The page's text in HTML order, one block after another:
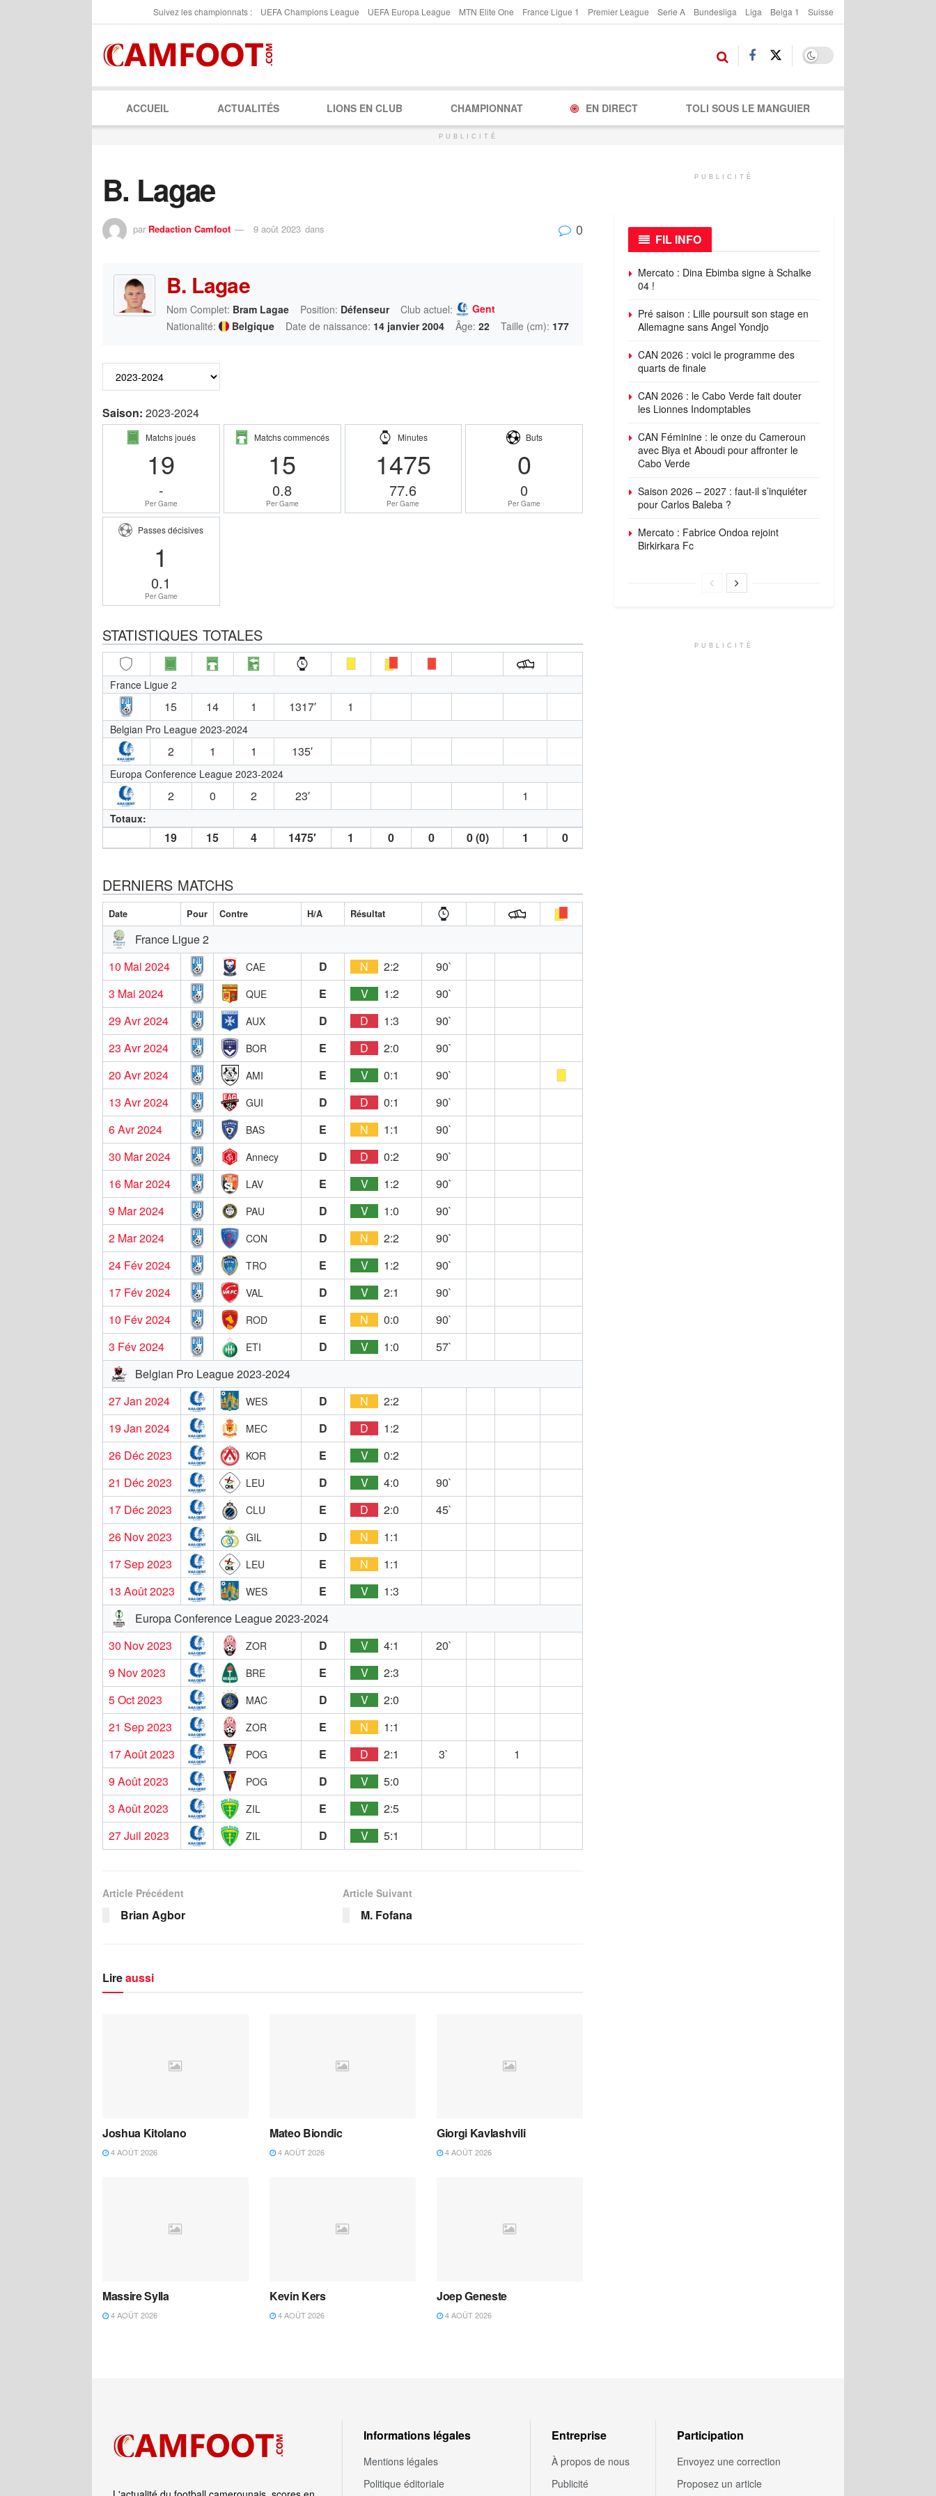
Suivez les championnats : UEFA Champions League UEFA Europa League MTN Elite One France Ligue 1 Premier League Serie A Bundesliga Liga Belga 1 Suisse
ACCUEIL ACTUALITÉS LIONS EN CLUB CHAMPIONNAT EN DIRECT TOLI SOUS LE MANGUIER
PUBLICITÉ
B. Lagae
par Redaction Camfoot 9 août 2023 dans 0
B. Lagae
Nom Complet: Bram Lagae Position: Défenseur Club actuel:
Gent
Nationalité:
Belgique Date de naissance: 14 janvier 2004 Âge: 22 Taille (cm): 177
Saison: 2023-2024
Matchs joués
19
-
Per Game
Matchs commencés
15
0.8
Per Game
Minutes
1475
77.6
Per Game
Buts
0
0
Per Game
Passes décisives
1
0.1
Per Game
STATISTIQUES TOTALES
France Ligue 2
15 14 1 1317′ 1
Belgian Pro League 2023-2024
2 1 1 135′
Europa Conference League 2023-2024
2 0 2 23′ 1
Totaux:
19 15 4 1475′ 1 0 0 0 (0) 1 0
DERNIERS MATCHS
Date Pour Contre H/A Résultat
France Ligue 2
10 Mai 2024
CAE D N 2:2
90`
3 Mai 2024
QUE E V 1:2
90`
29 Avr 2024
AUX D D 1:3
90`
23 Avr 2024
BOR E D 2:0
90`
20 Avr 2024
AMI E V 0:1
90`
13 Avr 2024
GUI D D 0:1
90`
6 Avr 2024
BAS E N 1:1
90`
30 Mar 2024
Annecy D D 0:2
90`
16 Mar 2024
LAV E V 1:2
90`
9 Mar 2024
PAU D V 1:0
90`
2 Mar 2024
CON D N 2:2
90`
24 Fév 2024
TRO E V 1:2
90`
17 Fév 2024
VAL D V 2:1
90`
10 Fév 2024
ROD E N 0:0
90`
3 Fév 2024
ETI D V 1:0
57`
Belgian Pro League 2023-2024
27 Jan 2024
WES D N
2:2
19 Jan 2024
MEC D D
1:2
26 Déc 2023
KOR E V
0:2
21 Déc 2023
LEU D V 4:0
90`
17 Déc 2023
CLU E D 2:0
45`
26 Nov 2023
GIL D N
1:1
17 Sep 2023
LEU E N
1:1
13 Août 2023
WES E V
1:3
Europa Conference League 2023-2024
30 Nov 2023
ZOR D V 4:1
20`
9 Nov 2023
BRE E V
2:3
5 Oct 2023
MAC D V
2:0
21 Sep 2023
ZOR E N
1:1
17 Août 2023
POG E D 2:1 3`
1
9 Août 2023
POG D V
5:0
3 Août 2023
ZIL E V
2:5
27 Juil 2023
ZIL D V 5:1
Article Précédent
Brian Agbor
Article Suivant
M. Fofana
Lireaussi
Joshua Kitolano
4 AOÛT 2026
Mateo Biondic
4 AOÛT 2026
Giorgi Kavlashvili
4 AOÛT 2026
Massire Sylla
4 AOÛT 2026
Kevin Kers
4 AOÛT 2026
Joep Geneste
4 AOÛT 2026
PUBLICITÉ
FIL INFO
Mercato : Dina Ebimba signe à Schalke
04 !
Pré saison : Lille poursuit son stage en
Allemagne sans Angel Yondjo
CAN 2026 : voici le programme des
quarts de finale
CAN 2026 : le Cabo Verde fait douter
les Lionnes Indomptables
CAN Féminine : le onze du Cameroun
avec Biya et Aboudi pour affronter le
Cabo Verde
Saison 2026 – 2027 : faut-il s’inquiéter
pour Carlos Baleba ?
Mercato : Fabrice Ondoa rejoint
Birkirkara Fc
PUBLICITÉ
Informations légales
Mentions légales
Politique éditoriale
Entreprise
À propos de nous
Publicité
Participation
Envoyez une correction
Proposez un article